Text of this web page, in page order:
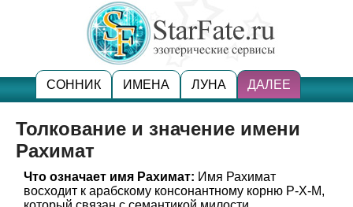
СОННИК ИМЕНА ЛУНА ДАЛЕЕ
Толкование и значение имени
Рахимат
Что означает имя Рахимат: Имя Рахимат
восходит к арабскому консонантному корню Р-Х-М,